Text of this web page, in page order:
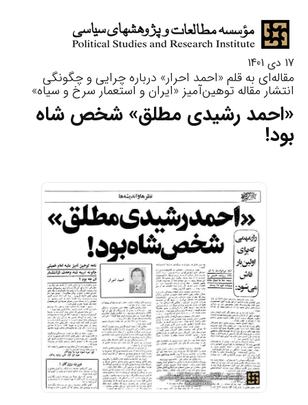
17 دی 1401
مقاله‌ای به قلم «احمد احرار» درباره چرایی و چگونگی
انتشار مقاله توهین‌آمیز «ایران و استعمار سرخ و سیاه»
«احمد رشیدی مطلق» شخص شاه
بود!